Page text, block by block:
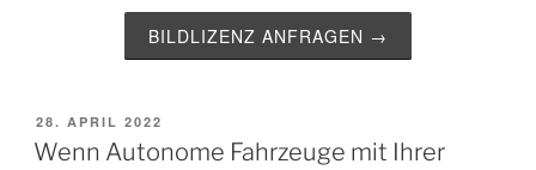
BILDLIZENZ ANFRAGEN →
VERÖFFENTLICHT
AM
28. APRIL 2022
Wenn Autonome Fahrzeuge mit Ihrer